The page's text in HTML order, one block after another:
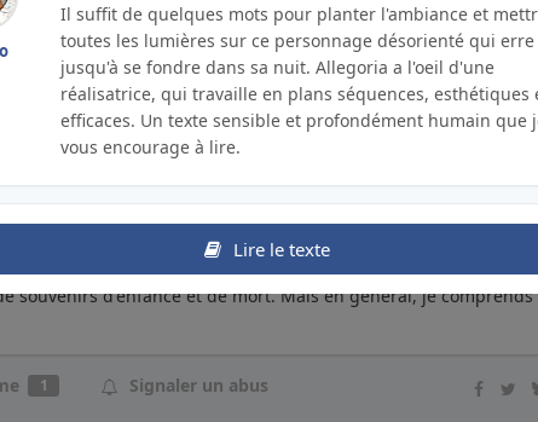
Il suffit de quelques mots pour planter l'ambiance et
toutes les lumières sur ce personnage désorienté qui erre
jusqu'à se fondre dans sa nuit. Allegoria a l'oeil d'une
réalisatrice, qui travaille en plans séquences, esthétiques
efficaces. Un texte sensible et profondément humain que
vous encourage à lire.
Lire le texte
Publié le11/
attachant ton petit bonhomme. Bien sûr, ce
de peu finalement qui suivent la route, qui suivent la lumière
faudrait se contenter de cela, être ici, maintenant puisque
cela le bonheur, marcher dans cette ruelle.. Merci chère
de façon très différente. Pour moi, il est
souvenirs d'enfance et de mort. Mais en général, je
1 Signaler un abus